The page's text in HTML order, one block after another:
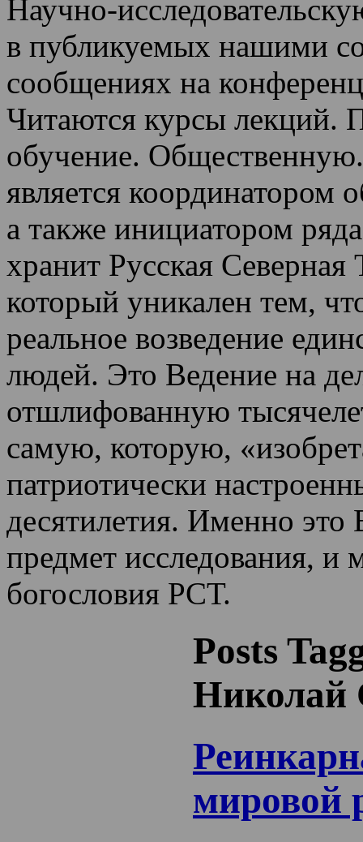
Научно-
в публикуемых нашими
сообщениях на
Читаются курсы лекций.
обучение.
является
а также инициатором
хранит Русская
который уникален тем,
реальное возведение
людей. Это Ведение на
отшлифованную
самую, которую,
патриотически
десятилетия. Именно это
предмет исследования, и
богословия РСТ.
Posts
Николай
мировой